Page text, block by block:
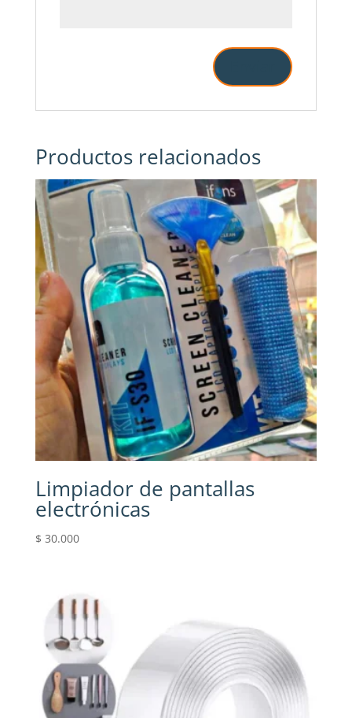
Productos relacionados
Limpiador de pantallas
electrónicas
$ 30.000